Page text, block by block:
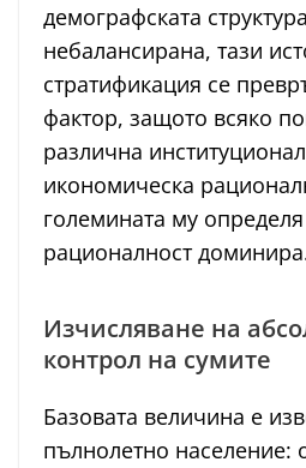
демографската
небалансирана, тази
стратификация се
фактор, защото всяко
различна
икономическа
големината му
рационалност
Изчисляване на
контрол на сумите
Базовата величина е
пълнолетно население: